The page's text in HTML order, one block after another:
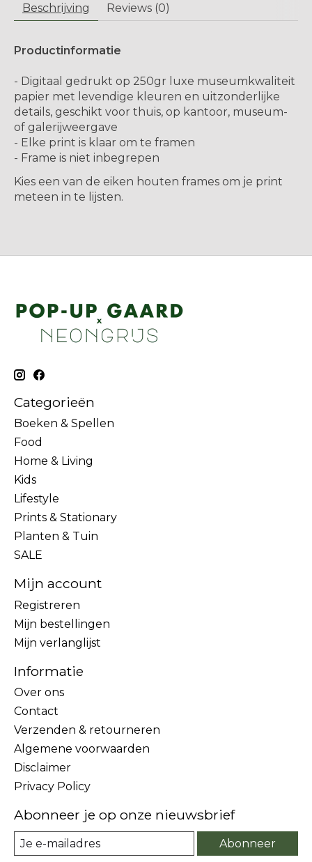
Beschrijving Reviews (0)
Productinformatie
- Digitaal gedrukt op 250gr luxe museumkwaliteit
papier met levendige kleuren en uitzonderlijke
details, geschikt voor thuis, op kantoor, museum-
of galerijweergave
- Elke print is klaar om te framen
- Frame is niet inbegrepen
Kies een van de eiken houten frames om je print
meteen in te lijsten.
Categorieën
Boeken & Spellen
Food
Home & Living
Kids
Lifestyle
Prints & Stationary
Planten & Tuin
SALE
Mijn account
Registreren
Mijn bestellingen
Mijn verlanglijst
Informatie
Over ons
Contact
Verzenden & retourneren
Algemene voorwaarden
Disclaimer
Privacy Policy
Abonneer je op onze nieuwsbrief
Abonneer